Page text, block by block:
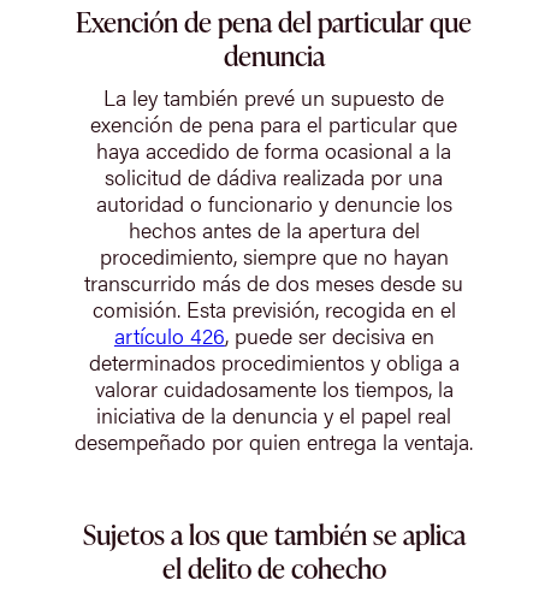
Exención de pena del particular que
denuncia
La ley también prevé un supuesto de
exención de pena para el particular que
haya accedido de forma ocasional a la
solicitud de dádiva realizada por una
autoridad o funcionario y denuncie los
hechos antes de la apertura del
procedimiento, siempre que no hayan
transcurrido más de dos meses desde su
comisión. Esta previsión, recogida en el
artículo 426, puede ser decisiva en
determinados procedimientos y obliga a
valorar cuidadosamente los tiempos, la
iniciativa de la denuncia y el papel real
desempeñado por quien entrega la ventaja.
Sujetos a los que también se aplica
el delito de cohecho